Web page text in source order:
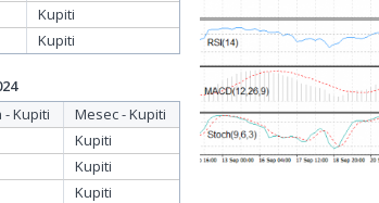
Kupiti
Kupiti
- Kupiti
Mesec - Kupiti
Kupiti
Kupiti
Kupiti